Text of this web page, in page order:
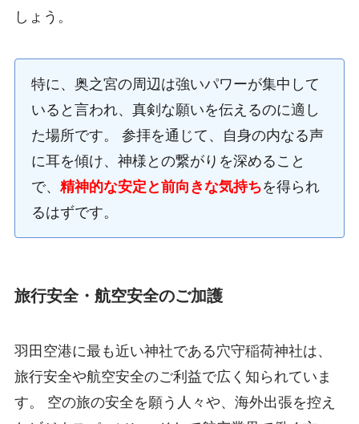
しょう。
特に、奥之宮の周辺は強いパワーが集中して
いると言われ、真剣な願いを伝えるのに適し
た場所です。 参拝を通じて、自身の内なる声
に耳を傾け、神様との繋がりを深めること
で、 精神的な安定と前向きな気持ちを得られ
るはずです。
旅行安全・航空安全のご加護
羽田空港に最も近い神社である穴守稲荷神社は、
旅行安全や航空安全のご利益で広く知られていま
す。 空の旅の安全を願う人々や、海外出張を控え